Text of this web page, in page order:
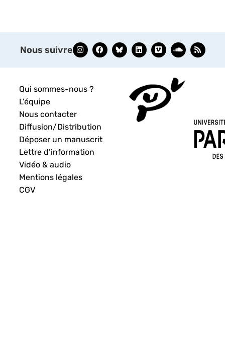
Nous suivre
Qui sommes-nous ?
L’équipe
Nous contacter
Diffusion/Distribution
Déposer un manuscrit
Lettre d’information
Vidéo & audio
Mentions légales
CGV